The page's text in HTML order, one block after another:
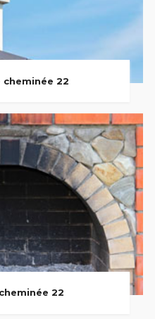
22
22